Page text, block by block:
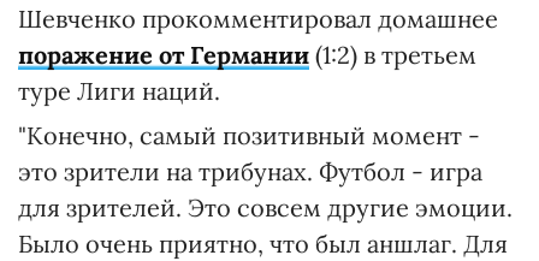
Шевченко прокомментировал домашнее
поражение от Германии (1:2) в третьем
туре Лиги наций.
"Конечно, самый позитивный момент -
это зрители на трибунах. Футбол - игра
для зрителей. Это совсем другие эмоции.
Было очень приятно, что был аншлаг. Для